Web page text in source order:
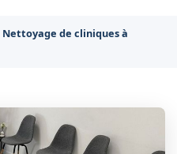
Nettoyage de cliniques à